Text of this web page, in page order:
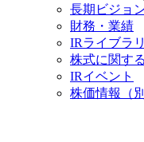
長期ビジョ
財務・業績
IRライブラリ
株式に関す
IRイベント
株価情報
（